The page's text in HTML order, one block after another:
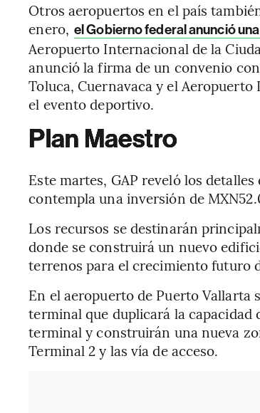
Otros aeropuertos en el país
enero, el Gobierno federal anunció
Aeropuerto Internacional de la
anunció la firma de un convenio
Toluca, Cuernavaca y el
el evento deportivo.
Plan Maestro
Este martes, GAP reveló los detalles
contempla una inversión de
Los recursos se destinarán
donde se construirá un nuevo
terrenos para el crecimiento futuro
En el aeropuerto de Puerto
terminal que duplicará la
terminal y construirán una nueva
Terminal 2 y las vía de acceso.